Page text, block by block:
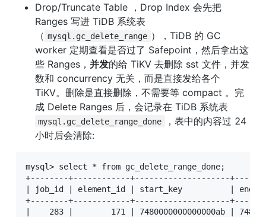
Drop/Truncate Table ，Drop Index 会先把
Ranges 写进 TiDB 系统表
（ mysql.gc_delete_range ），TiDB 的 GC
worker 定期查看是否过了 Safepoint，然后拿出这
些 Ranges， 并发的给 TiKV 去删除 sst 文件，并发
数和 concurrency 无关，而是直接发给各个
TiKV。删除是直接删除，不需要等 compact 。完
mysql.gc_delete_range_done
，表中的内容过 24
小时后会清除:
mysql> select * from gc_delete_range_done;
+--------+------------+--------------------
| job_id | element_id | start_key          |
+--------+------------+--------------------
|    283 |        171 | 7480000000000000ab |